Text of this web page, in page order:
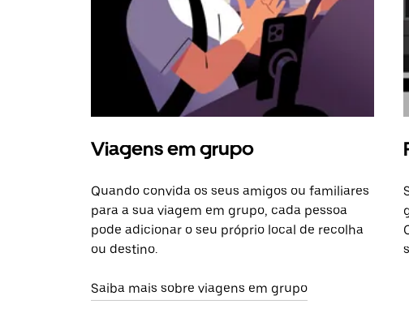
Viagens em grupo
Quando convida os seus amigos ou familiares
para a sua viagem em grupo, cada pessoa
pode adicionar o seu próprio local de recolha
ou destino.
Saiba mais sobre viagens em grupo